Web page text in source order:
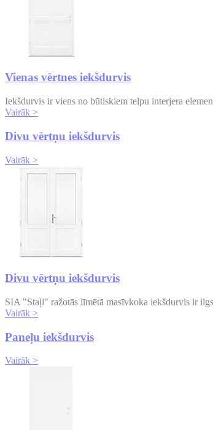
Vienas vērtnes iekšdurvis
Iekšdurvis ir viens no būtiskiem telpu interjera
Vairāk >
Divu vērtņu iekšdurvis
Vairāk >
Divu vērtņu iekšdurvis
SIA "Staļi" ražotās līmētā masīvkoka iekšdurvis ir
Vairāk >
Paneļu iekšdurvis
Vairāk >